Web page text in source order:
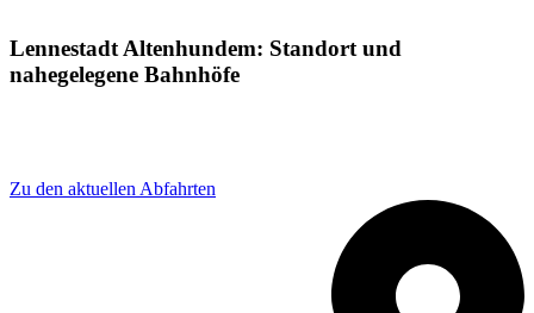
Lennestadt Altenhundem: Standort und
nahegelegene Bahnhöfe
Zu den aktuellen Abfahrten